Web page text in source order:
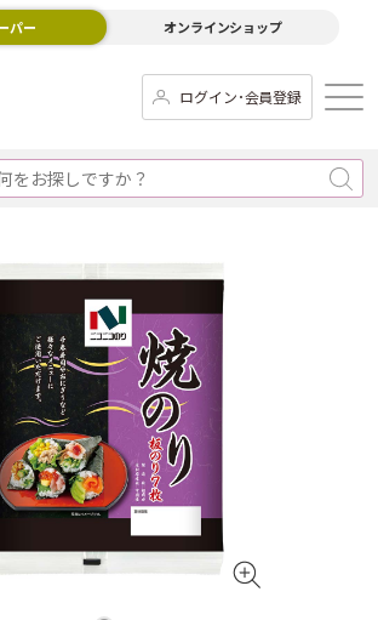
パー オンラインショップ
ログイン･会員登録